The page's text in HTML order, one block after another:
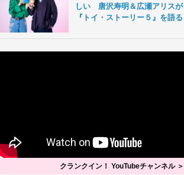
しい 唐沢寿明＆広瀬アリスが
『トイ・ストーリー５』を語る
クランクイン！ YouTubeチャンネル ＞